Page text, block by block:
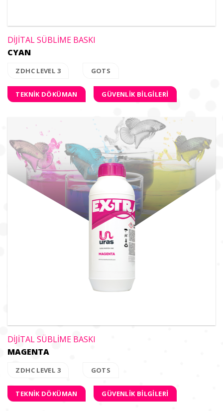
DİJİTAL SÜBLİME BASKI
CYAN
ZDHC LEVEL 3 GOTS
TEKNİK DÖKÜMAN GÜVENLİK BİLGİLERİ
DİJİTAL SÜBLİME BASKI
MAGENTA
ZDHC LEVEL 3 GOTS
TEKNİK DÖKÜMAN GÜVENLİK BİLGİLERİ